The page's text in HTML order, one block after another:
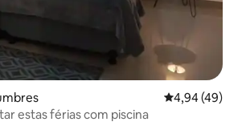
4,94 de uma
4,94 (49)
estas férias com piscina